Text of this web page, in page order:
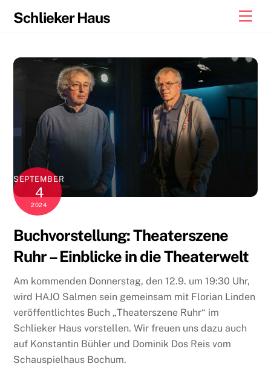
Schlieker Haus
SEPTEMBER
4
2024
Buchvorstellung: Theaterszene
Ruhr – Einblicke in die Theaterwelt
Am kommenden Donnerstag, den 12.9. um 19:30 Uhr,
wird HAJO Salmen sein gemeinsam mit Florian Linden
veröffentlichtes Buch „Theaterszene Ruhr“ im
Schlieker Haus vorstellen. Wir freuen uns dazu auch
auf Konstantin Bühler und Dominik Dos Reis vom
Schauspielhaus Bochum.